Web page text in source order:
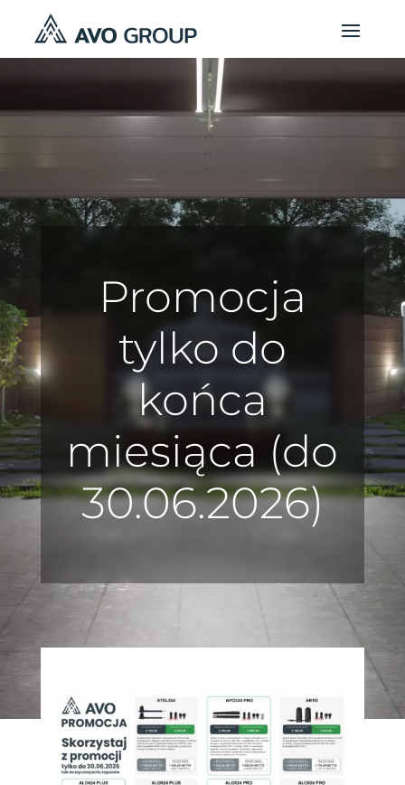
Promocja
tylko do
końca
miesiąca (do
30.06.2026)